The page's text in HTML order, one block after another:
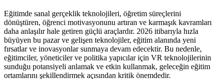
Eğitimde sanal gerçeklik teknolojileri, öğretim süreçlerini
dönüştüren, öğrenci motivasyonunu artıran ve karmaşık kavramları
daha anlaşılır hale getiren güçlü araçlardır. 2026 itibarıyla hızla
büyüyen bu pazar ve gelişen teknolojiler, eğitim alanında yeni
fırsatlar ve inovasyonlar sunmaya devam edecektir. Bu nedenle,
eğitimciler, yöneticiler ve politika yapıcılar için VR teknolojilerinin
sunduğu potansiyeli anlamak ve etkin kullanmak, geleceğin eğitim
ortamlarını şekillendirmek açısından kritik önemdedir.